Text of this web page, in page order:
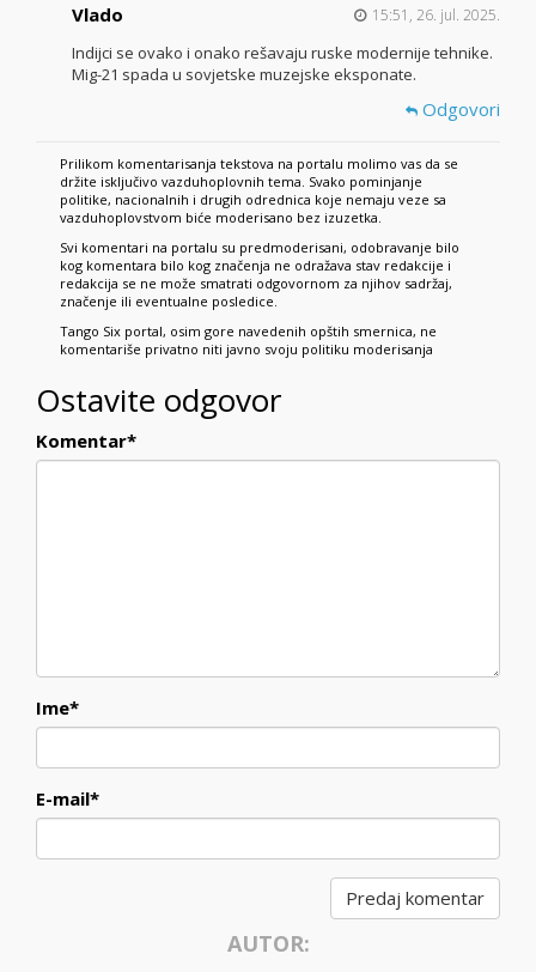
Vlado 15:51, 26. jul. 2025.
Indijci se ovako i onako rešavaju ruske modernije tehnike.
Mig-21 spada u sovjetske muzejske eksponate.
Odgovori
Prilikom komentarisanja tekstova na portalu molimo vas da se
držite isključivo vazduhoplovnih tema. Svako pominjanje
politike, nacionalnih i drugih odrednica koje nemaju veze sa
vazduhoplovstvom biće moderisano bez izuzetka.
Svi komentari na portalu su predmoderisani, odobravanje bilo
kog komentara bilo kog značenja ne odražava stav redakcije i
redakcija se ne može smatrati odgovornom za njihov sadržaj,
značenje ili eventualne posledice.
Tango Six portal, osim gore navedenih opštih smernica, ne
komentariše privatno niti javno svoju politiku moderisanja
Ostavite odgovor
Komentar*
Ime*
E-mail*
AUTOR: